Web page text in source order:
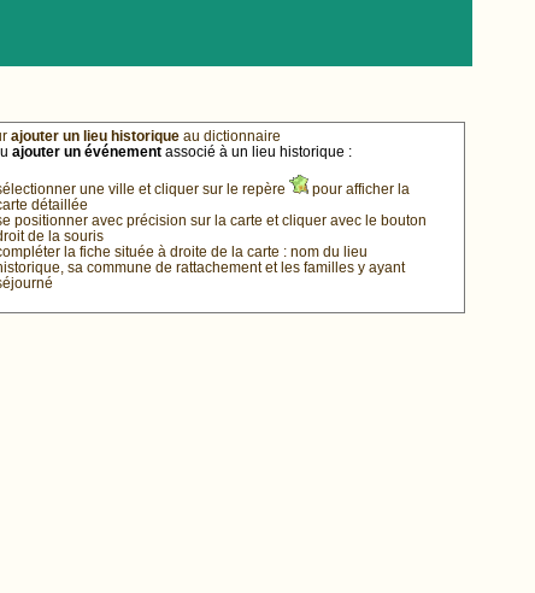
ajouter un lieu historique au dictionnaire
ajouter un événement associé à un lieu historique :
une ville et cliquer sur le repère
pour afficher la
détaillée
positionner avec précision sur la carte et cliquer avec le bouton
de la souris
la fiche située à droite de la carte : nom du lieu
sa commune de rattachement et les familles y ayant